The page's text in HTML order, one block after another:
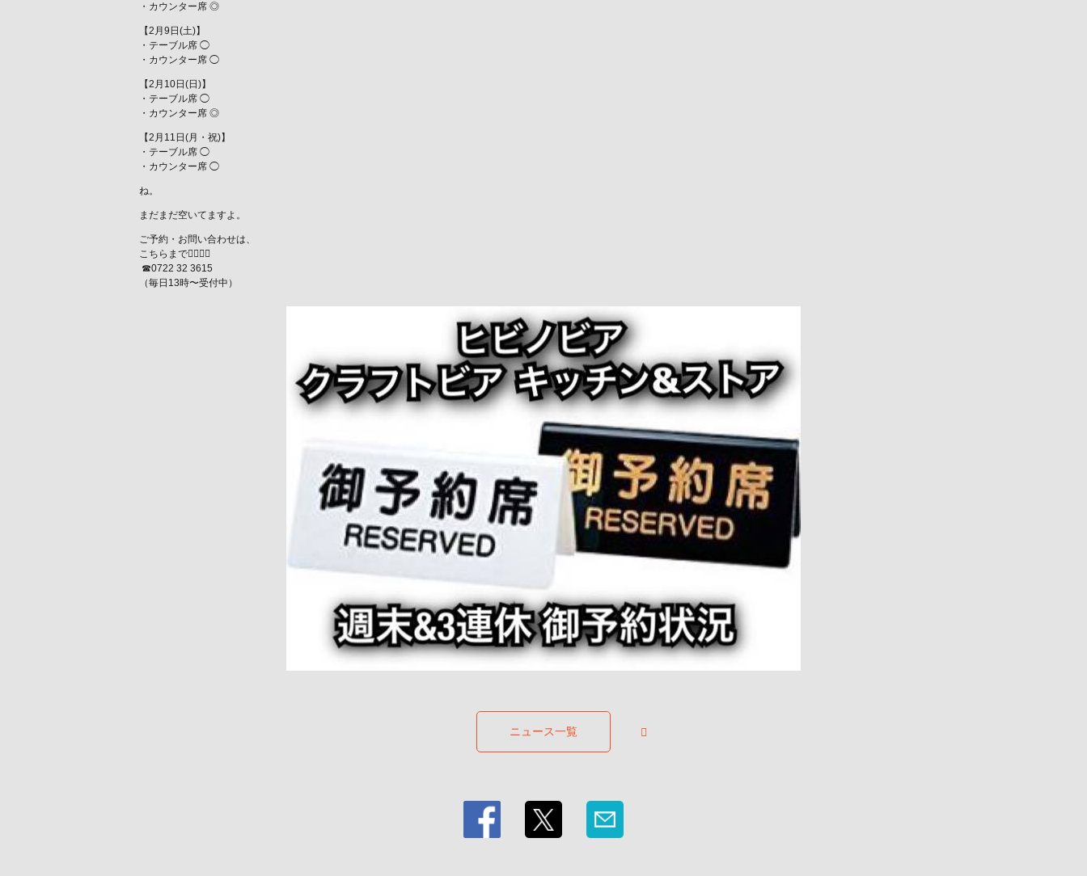
・カウンター席 ◎
【2月9日(土)】
・テーブル席 ◯
・カウンター席 ◯
【2月10日(日)】
・テーブル席 ◯
・カウンター席 ◎
【2月11日(月・祝)】
・テーブル席 ◯
・カウンター席 ◯
ね。
まだまだ空いてますよ。
ご予約・お問い合わせは、
こちらまで💁‍♂️💁‍♀️
︎ ☎︎0722 32 3615
（毎日13時〜受付中）
ニュース一覧